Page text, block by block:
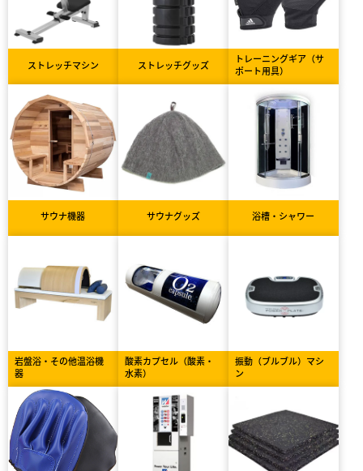
ストレッチマシン ストレッチグッズ
トレーニングギア（サ
ポート用具）
サウナ機器 サウナグッズ 浴槽・シャワー
岩盤浴・その他温浴機
器
酸素カプセル（酸素・
水素）
振動（ブルブル）マシ
ン